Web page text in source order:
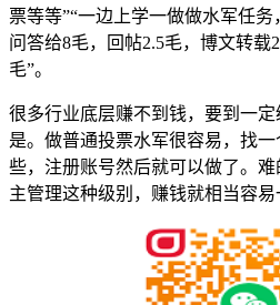
票等等”“一边上学一做做水军任
问答给8毛，回帖2.5毛，博文转载
毛”。
很多行业底层赚不到钱，要到一
是。做普通投票水军很容易，找
些，注册账号然后就可以做了。
主管理这种级别，赚钱就相当容易